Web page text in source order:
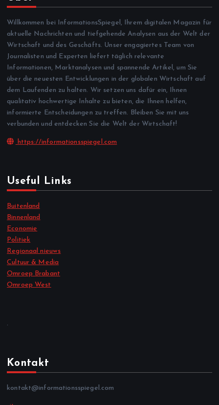
Willkommen bei InformationsSpiegel, Ihrem digitalen Magazin für
aktuelle Nachrichten und tiefgehende Analysen aus der Welt der
Wirtschaft und des Geschäfts. Unser engagiertes Team von
Journalisten und Experten liefert täglich relevante
Informationen, Marktanalysen und spannende Artikel, um Sie
über die neuesten Entwicklungen in der globalen Wirtschaft auf
dem Laufenden zu halten. Wir setzen uns dafür ein, Ihnen
qualitativ hochwertige Inhalte zu bieten, die Ihnen helfen,
informierte Entscheidungen zu treffen. Bleiben Sie mit uns
verbunden und entdecken Sie die Welt der Wirtschaft!
https://informationsspiegel.com
Useful Links
Buitenland
Binnenland
Economie
Politiek
Regionaal nieuws
Cultuur & Media
Omroep Brabant
Omroep West
.
Kontakt
kontakt@informationsspiegel.com